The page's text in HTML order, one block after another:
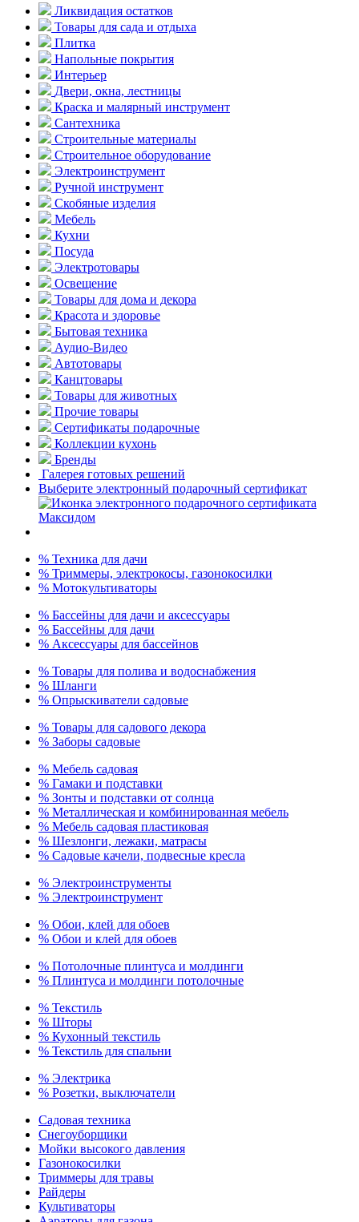
Ликвидация остатков
Товары для сада и отдыха
Плитка
Напольные покрытия
Интерьер
Двери, окна, лестницы
Краска и малярный инструмент
Сантехника
Строительные материалы
Строительное оборудование
Электроинструмент
Ручной инструмент
Скобяные изделия
Мебель
Кухни
Посуда
Электротовары
Освещение
Товары для дома и декора
Красота и здоровье
Бытовая техника
Аудио-Видео
Автотовары
Канцтовары
Товары для животных
Прочие товары
Сертификаты подарочные
Коллекции кухонь
Бренды
Галерея готовых решений
Выберите электронный подарочный сертификат
% Техника для дачи
% Триммеры, электрокосы, газонокосилки
% Мотокультиваторы
% Бассейны для дачи и аксессуары
% Бассейны для дачи
% Аксессуары для бассейнов
% Товары для полива и водоснабжения
% Шланги
% Опрыскиватели садовые
% Товары для садового декора
% Заборы садовые
% Мебель садовая
% Гамаки и подставки
% Зонты и подставки от солнца
% Металлическая и комбинированная мебель
% Мебель садовая пластиковая
% Шезлонги, лежаки, матрасы
% Садовые качели, подвесные кресла
% Электроинструменты
% Электроинструмент
% Обои, клей для обоев
% Обои и клей для обоев
% Потолочные плинтуса и молдинги
% Плинтуса и молдинги потолочные
% Текстиль
% Шторы
% Кухонный текстиль
% Текстиль для спальни
% Электрика
% Розетки, выключатели
Садовая техника
Снегоуборщики
Мойки высокого давления
Газонокосилки
Триммеры для травы
Райдеры
Культиваторы